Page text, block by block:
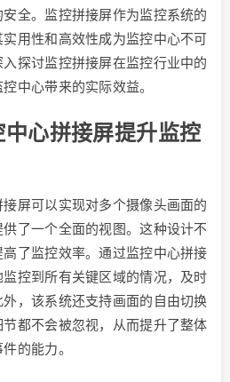
全。监控拼接屏作为监控系统的
用性和高效性成为监控中心不可
探讨监控拼接屏在监控行业中的
中心带来的实际效益。
心拼接屏提升监控
屏可以实现对多个摄像头画面的
了一个全面的视图。这种设计不
了监控效率。通过监控中心拼接
控到所有关键区域的情况，及时
，该系统还支持画面的自由切换
都不会被忽视，从而提升了整体
的能力。